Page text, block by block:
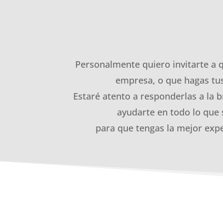
Personalmente quiero invitarte a
empresa, o que hagas
Estaré atento a responderlas a la
ayudarte en todo lo que
para que tengas la mejor